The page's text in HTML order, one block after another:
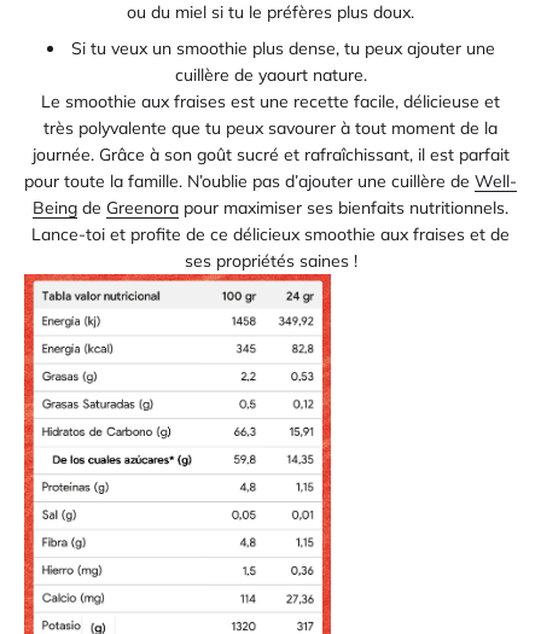
ou du miel si tu le préfères plus doux.
Si tu veux un smoothie plus dense, tu peux ajouter une
cuillère de yaourt nature.
Le smoothie aux fraises est une recette facile, délicieuse et
très polyvalente que tu peux savourer à tout moment de la
journée. Grâce à son goût sucré et rafraîchissant, il est parfait
pour toute la famille. N’oublie pas d’ajouter une cuillère de Well-
Being de Greenora pour maximiser ses bienfaits nutritionnels.
Lance-toi et profite de ce délicieux smoothie aux fraises et de
ses propriétés saines !